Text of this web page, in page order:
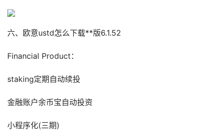
六、欧意ustd怎么下载**版6.1.52
Financial Product：
staking定期自动续投
金融账户余币宝自动投资
小程序化(三期)